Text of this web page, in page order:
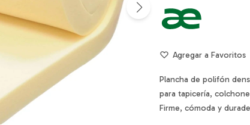
Plancha de polifón
para tapicería,
Firme, cómoda y